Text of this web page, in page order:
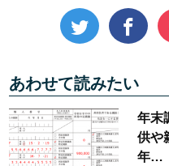
あわせて読みたい
年末
供や
年…